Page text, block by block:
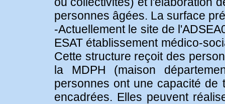
personnes âgées. La surface
-Actuellement le site de
ESAT établissement médico-
Cette structure reçoit des
la MDPH (maison
personnes ont une capacité de
encadrées. Elles peuvent